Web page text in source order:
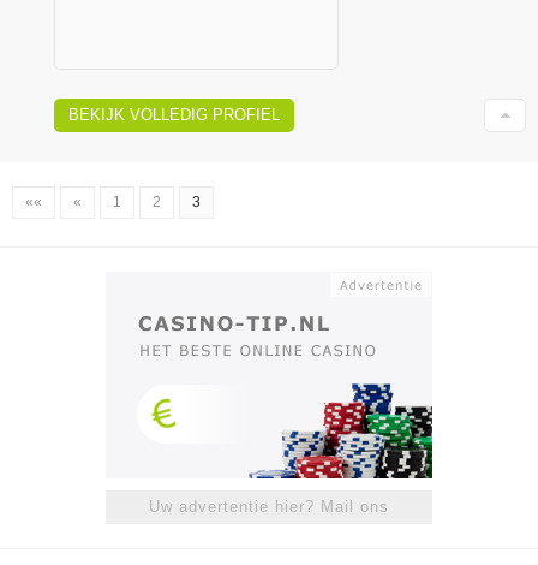
BEKIJK VOLLEDIG PROFIEL
«« « 1 2 3
Uw advertentie hier? Mail ons